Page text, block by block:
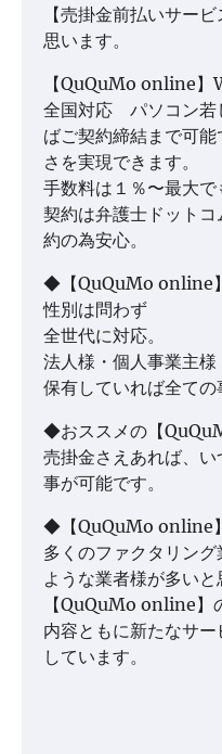
【売掛金前払いサー
思います。
【QuQuMo online】
全国対応 パソコン若
ばご契約締結まで可能
さを実現できます。
手数料は１％〜最大で
契約は弁護士ドット
約の為安心。
◆【QuQuMo online
性別は問わず
全世代に対応。
法人様・個人事業主
保有していれば全ての
◆おススメの【
売掛金さえあれば、
事が可能です。
◆【QuQuMo online
多くのファクタリン
ような業者様が多いと
【QuQuMo online】
内容ともに新たなサ
しています。